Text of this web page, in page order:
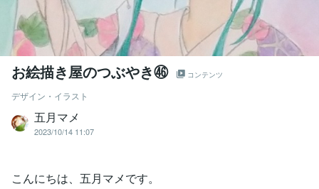
お絵描き屋のつぶやき㊻ コンテンツ
デザイン・イラスト
五月マメ
2023/10/14 11:07
こんにちは、五月マメです。